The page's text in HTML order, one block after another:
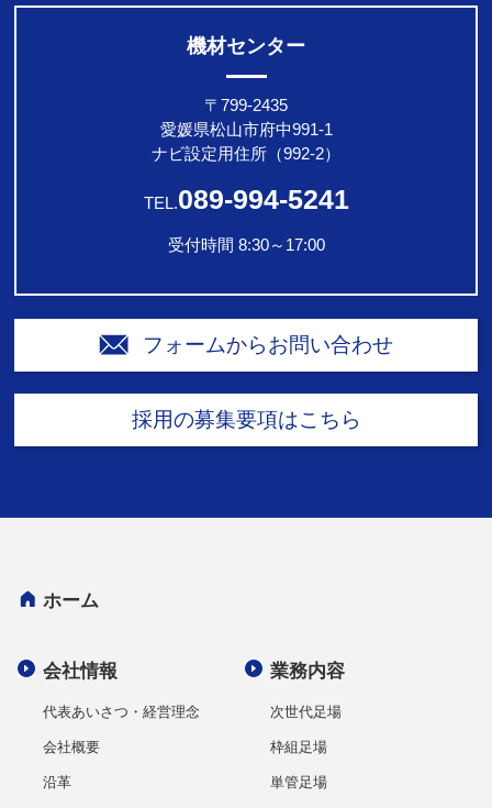
機材センター
〒799-2435
愛媛県松山市府中991-1
ナビ設定用住所（992-2）
TEL.089-994-5241
受付時間 8:30～17:00
フォームからお問い合わせ
採用の募集要項はこちら
ホーム
会社情報
代表あいさつ・経営理念
会社概要
沿革
業務内容
次世代足場
枠組足場
単管足場